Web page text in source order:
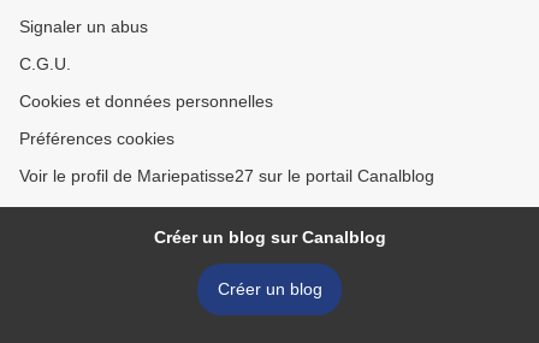
Signaler un abus
C.G.U.
Cookies et données personnelles
Préférences cookies
Voir le profil de Mariepatisse27 sur le portail Canalblog
Créer un blog sur Canalblog
Créer un blog